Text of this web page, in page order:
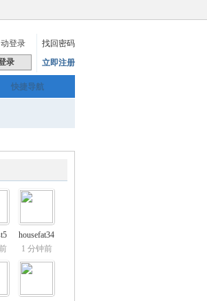
登录
找回密码
录 立即注册
快捷导航
housefat34
1 分钟前